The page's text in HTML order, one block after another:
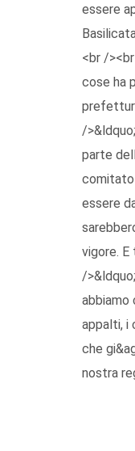
essere
<br /
cose ha
/
parte
comitato
essere
vigore.
/
abbiamo
appalti, i
che
nostra